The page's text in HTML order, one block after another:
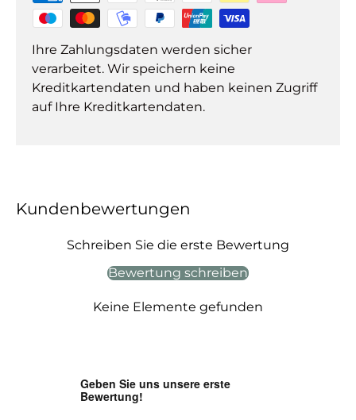
Ihre Zahlungsdaten werden sicher
verarbeitet. Wir speichern keine
Kreditkartendaten und haben keinen Zugriff
auf Ihre Kreditkartendaten.
Kundenbewertungen
Schreiben Sie die erste Bewertung
Bewertung schreiben
Keine Elemente gefunden